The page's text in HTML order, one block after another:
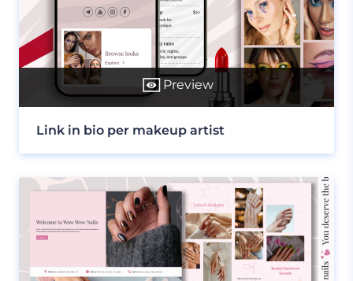
Preview
Link in bio per makeup artist